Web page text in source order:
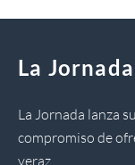
La
La Jornada lanza
compromiso de
veraz.